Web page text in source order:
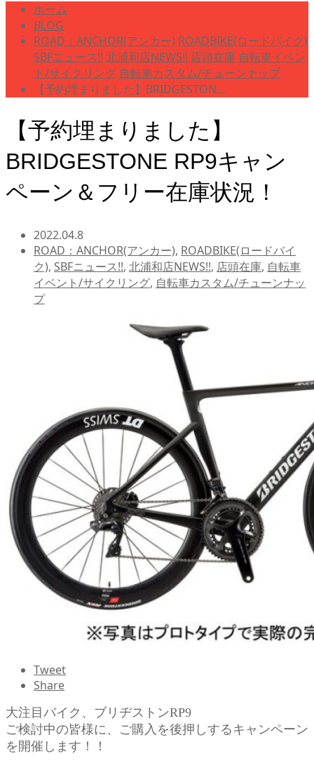
ホーム
BLOG
ROAD：ANCHOR(アンカー) ROADBIKE(ロードバイク)
SBFニュース!! 北浦和店NEWS!! 店頭在庫 自転車イベン
ト/サイクリング 自転車カスタム/チューンナップ
【予約埋まりました】BRIDGESTON…
【予約埋まりました】
BRIDGESTONE RP9キャン
ペーン＆フリー在庫状況！
2022.04.8
ROAD：ANCHOR(アンカー), ROADBIKE(ロードバイ
ク), SBFニュース!!, 北浦和店NEWS!!, 店頭在庫, 自転車
イベント/サイクリング, 自転車カスタム/チューンナッ
プ
Tweet
Share
大注目バイク、ブリヂストンRP9
ご検討中の皆様に、ご購入を後押しするキャンペーン
を開催します！！